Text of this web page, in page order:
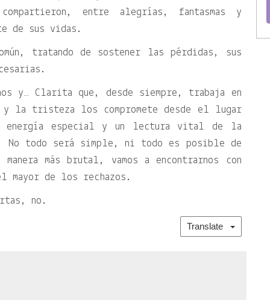
entre alegrías, fantasmas y
de sus vidas.
tratando de sostener las pérdidas, sus
y… Clarita que, desde siempre, trabaja en
la tristeza los compromete desde el lugar
energía especial y un lectura vital de la
No todo será simple, ni todo es posible de
más brutal, vamos a encontrarnos con
mayor de los rechazos.
no.
Translate